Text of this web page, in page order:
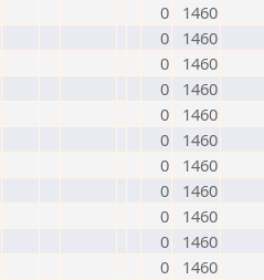
0
1460
0
1460
0
1460
0
1460
0
1460
0
1460
0
1460
0
1460
0
1460
0
1460
0
1460